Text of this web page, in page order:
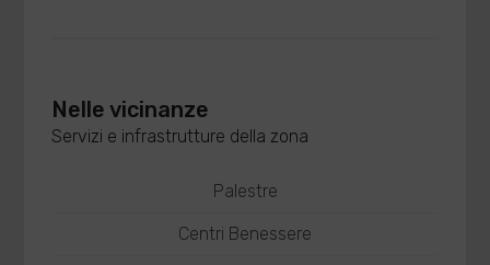
Nelle vicinanze
Servizi e infrastrutture della zona
Palestre
Centri Benessere